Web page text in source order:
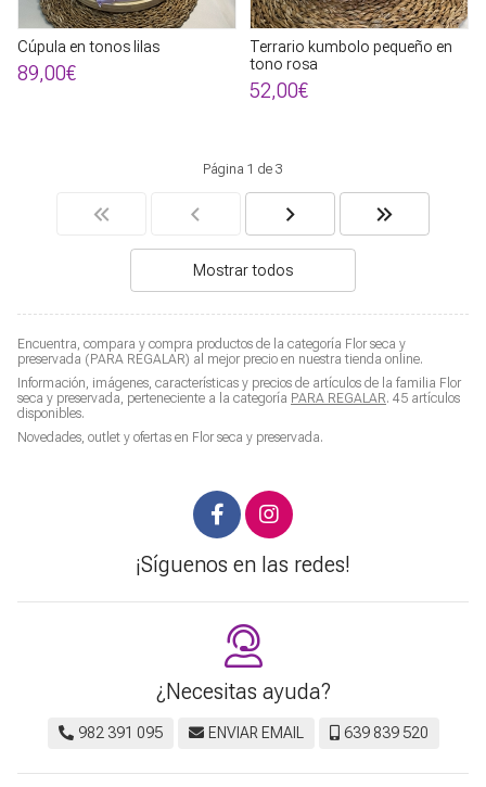
Encuentra, compara y compra productos de la categoría Flor seca y
preservada (PARA REGALAR) al mejor precio en nuestra tienda online.
Información, imágenes, características y precios de artículos de la familia Flor
seca y preservada, perteneciente a la categoría PARA REGALAR. 45 artículos
disponibles.
Novedades, outlet y ofertas en Flor seca y preservada.
Cúpula en tonos lilas
89,00€
Terrario kumbolo pequeño en
tono rosa
52,00€
Página 1 de 3
Mostrar todos
¡Síguenos en las redes!
¿Necesitas ayuda?
982 391 095 ENVIAR EMAIL 639 839 520